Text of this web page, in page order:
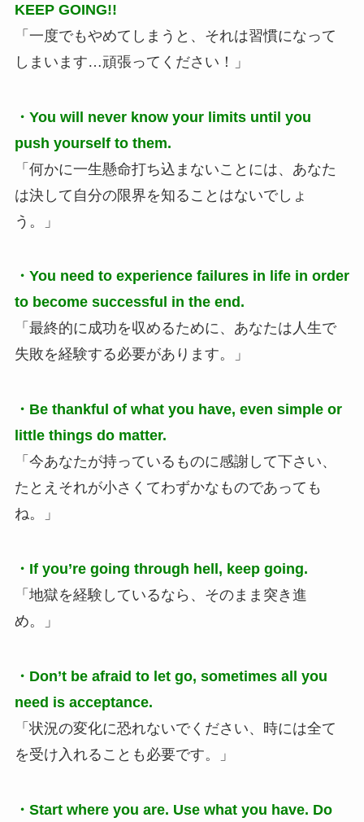
KEEP GOING!!
「一度でもやめてしまうと、それは習慣になって
しまいます…頑張ってください！」
・You will never know your limits until you
push yourself to them.
「何かに一生懸命打ち込まないことには、あなた
は決して自分の限界を知ることはないでしょ
う。」
・You need to experience failures in life in order
to become successful in the end.
「最終的に成功を収めるために、あなたは人生で
失敗を経験する必要があります。」
・Be thankful of what you have, even simple or
little things do matter.
「今あなたが持っているものに感謝して下さい、
たとえそれが小さくてわずかなものであっても
ね。」
・If you’re going through hell, keep going.
「地獄を経験しているなら、そのまま突き進
め。」
・Don’t be afraid to let go, sometimes all you
need is acceptance.
「状況の変化に恐れないでください、時には全て
を受け入れることも必要です。」
・Start where you are. Use what you have. Do